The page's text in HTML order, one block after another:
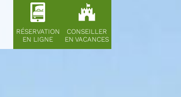
RÉSERVATION
EN LIGNE
CONSEILLER
EN VACANCES